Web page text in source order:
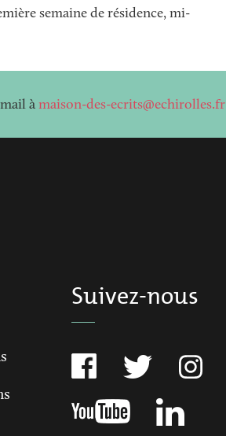
semaine de résidence, mi-
à maison-des-ecrits@echirolles.fr
Suivez-nous